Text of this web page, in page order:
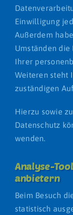
Einwilligung
Außerdem
Umständen die
Ihrer
Weiteren steht
zuständigen
Hierzu sowie
Datenschutz
wenden.
Analyse-
anbietern
Beim Besuch
statistisch